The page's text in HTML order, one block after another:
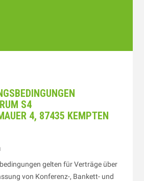
S4
4, 87435 KEMPTEN
gelten für Verträge über
von Konferenz-, Bankett- und